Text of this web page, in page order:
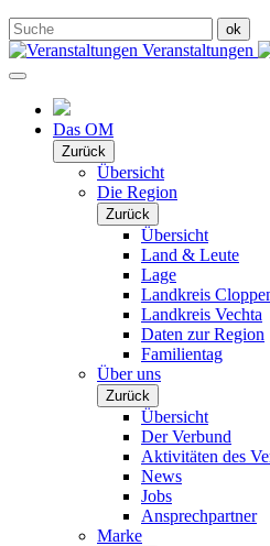
Veranstaltungen
Das OM
Zurück
Übersicht
Die Region
Zurück
Übersicht
Land & Leute
Lage
Landkreis
Landkreis Vechta
Daten zur Region
Familientag
Über uns
Zurück
Übersicht
Der Verbund
Aktivitäten des
News
Jobs
Ansprechpartner
Marke